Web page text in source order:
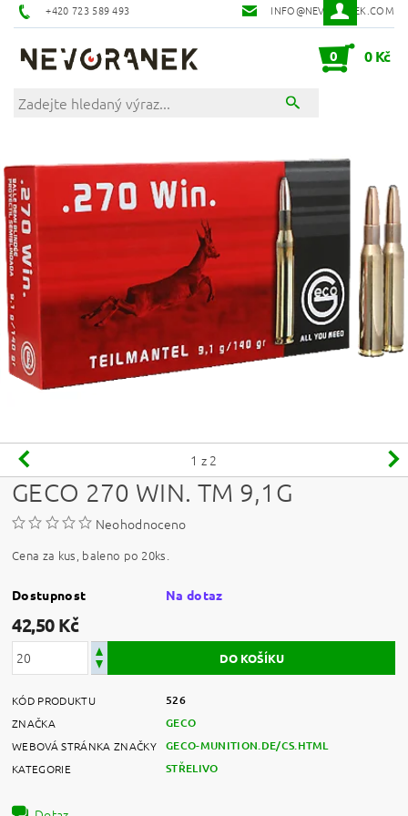
+420 723 589 493 INFO@NEVORANEK.COM
0 0 Kč
1 z 2
GECO 270 WIN. TM 9,1G
Neohodnoceno
Cena za kus, baleno po 20ks.
Dostupnost Na dotaz
42,50 Kč
KÓD PRODUKTU 526
ZNAČKA GECO
WEBOVÁ STRÁNKA ZNAČKY GECO-MUNITION.DE/CS.HTML
KATEGORIE STŘELIVO